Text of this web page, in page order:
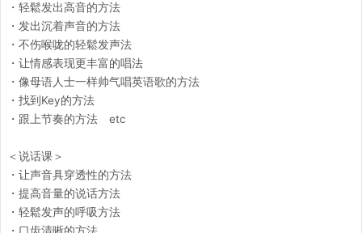
・轻鬆发出高音的方法
・发出沉着声音的方法
・不伤喉咙的轻鬆发声法
・让情感表现更丰富的唱法
・像母语人士一样帅气唱英语歌的方法
・找到Key的方法
・跟上节奏的方法 etc
＜说话课＞
・让声音具穿透性的方法
・提高音量的说话方法
・轻鬆发声的呼吸方法